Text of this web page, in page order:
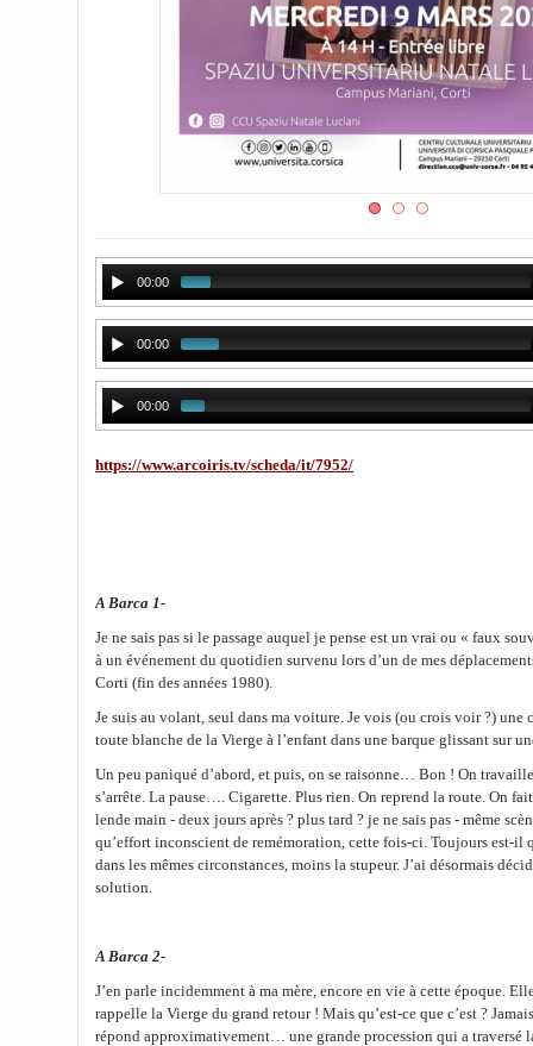
00:00
00:00
00:00
https://www.arcoiris.tv/scheda/it/7952/
A Barca 1-
Je ne sais pas si le passage auquel je pense est un vrai ou « faux
à un événement du quotidien survenu lors d’un de mes
Corti (fin des années 1980).
Je suis au volant, seul dans ma voiture. Je vois (ou crois voir ?) une
toute blanche de la Vierge à l’enfant dans une barque glissant sur
Un peu paniqué d’abord, et puis, on se raisonne… Bon ! On
s’arrête. La pause…. Cigarette. Plus rien. On reprend la route. On
lende main - deux jours après ? plus tard ? je ne sais pas - même
qu’effort inconscient de remémoration, cette fois-ci. Toujours est-il
dans les mêmes circonstances, moins la stupeur. J’ai désormais
solution.
A Barca 2-
J’en parle incidemment à ma mère, encore en vie à cette époque.
rappelle la Vierge du grand retour ! Mais qu’est-ce que c’est ?
répond approximativement… une grande procession qui a traversé